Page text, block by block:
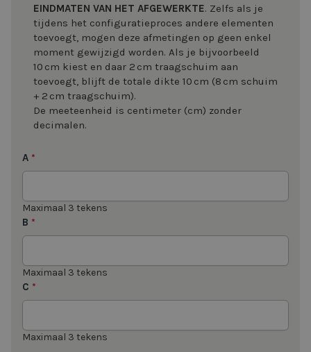
EINDMATEN VAN HET AFGEWERKTE. Zelfs als je
tijdens het configuratieproces andere elementen
toevoegt, mogen deze afmetingen op geen enkel
moment gewijzigd worden. Als je bijvoorbeeld
10 cm kiest en daar 2 cm traagschuim aan
toevoegt, blijft de totale dikte 10 cm (8 cm schuim
+ 2 cm traagschuim).
De meeteenheid is centimeter (cm) zonder
decimalen.
A *
Maximaal 3 tekens
B *
Maximaal 3 tekens
C *
Maximaal 3 tekens